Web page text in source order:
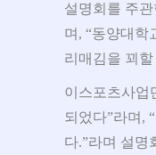
설명회를 주
며, “동양대학
리매김을 꾀
이스포츠사업
되었다”라며,
다.”라며 설명